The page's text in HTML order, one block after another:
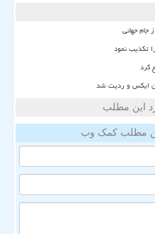
جام جهانی
تکذیب نمود
کرد
ایکس و ردیت شد
این مطلب
مطلب کمک وب